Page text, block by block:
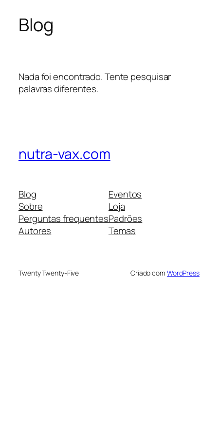
Pular
paraBlog
Nada foi encontrado. Tente pesquisar
palavras diferentes.
nutra-vax.com
Blog
Sobre
Perguntas frequentes
Autores
Eventos
Loja
Padrões
Temas
Twenty Twenty-Five Criado com WordPress